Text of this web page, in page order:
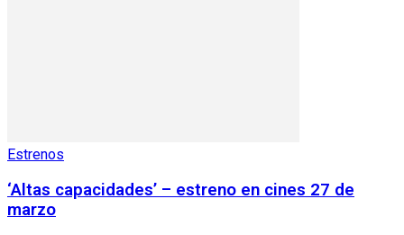
Estrenos
‘Altas capacidades’ – estreno en cines 27 de
marzo